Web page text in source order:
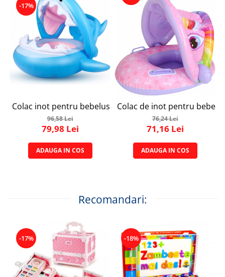
-17%
Colac inot pentru bebelusi si copii, Simply Joy, cu
96,58 Lei
79,98 Lei
ADAUGA IN COS
Colac de inot pentru
76,24 Lei
71,16 Lei
ADAUGA IN COS
Recomandari:
-17% -18%